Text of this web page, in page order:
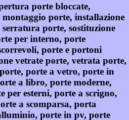
porte bloccate,
porte, installazione
porte, sostituzione
per interno, porte
porte e portoni
vetrate porte, vetrata porte,
porte a vetro, porte in
a libro, porte moderne,
per esterni, porte a scrigno,
a scomparsa, porta
porte in pv, porte